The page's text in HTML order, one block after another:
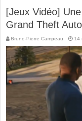
[Jeux Vidéo]
Grand Theft
Bruno-Pierre Campeau 14